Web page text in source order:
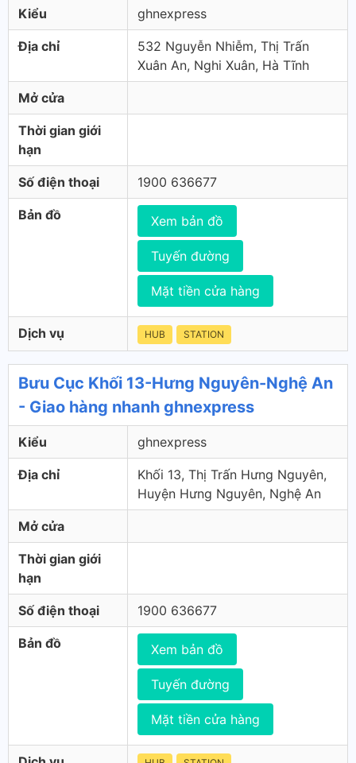
Kiểu ghnexpress
Địa chỉ
532 Nguyễn Nhiễm, Thị Trấn
Xuân An, Nghi Xuân, Hà Tĩnh
Mở cửa
Thời gian giới
hạn
Số điện thoại 1900 636677
Bản đồ Xem bản đồ
Tuyến đường
Mặt tiền cửa hàng
Dịch vụ HUB STATION
Bưu Cục Khối 13-Hưng Nguyên-Nghệ An
- Giao hàng nhanh ghnexpress
Kiểu ghnexpress
Địa chỉ
Khối 13, Thị Trấn Hưng Nguyên,
Huyện Hưng Nguyên, Nghệ An
Mở cửa
Thời gian giới
hạn
Số điện thoại 1900 636677
Bản đồ Xem bản đồ
Tuyến đường
Mặt tiền cửa hàng